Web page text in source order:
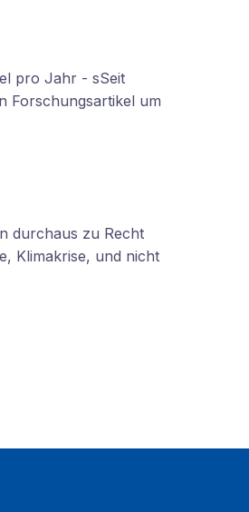
pro Jahr - sSeit
Forschungsartikel um
durchaus zu Recht
Klimakrise, und nicht